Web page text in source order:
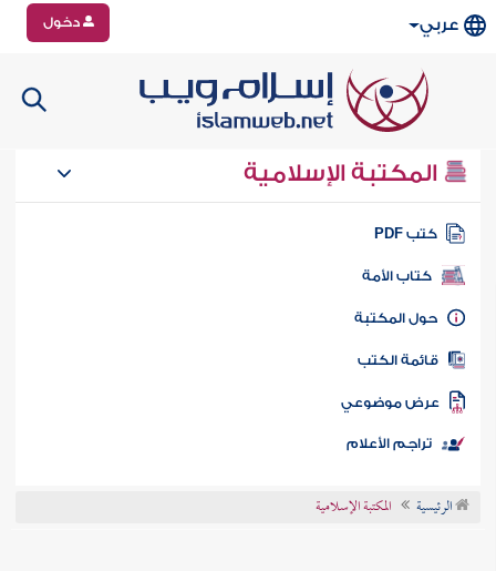
عربي دخول
المكتبة الإسلامية
كتب PDF
كتاب الأمة
المكتبة
الكتب
موضوعي
تراجم الأعلام
الرئيسية المكتبة الإسلامية